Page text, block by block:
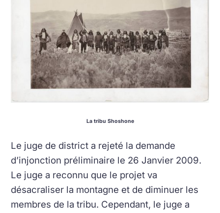
La tribu Shoshone
Le juge de district a rejeté la demande
d’injonction préliminaire le 26 Janvier 2009.
Le juge a reconnu que le projet va
désacraliser la montagne et de diminuer les
membres de la tribu. Cependant, le juge a